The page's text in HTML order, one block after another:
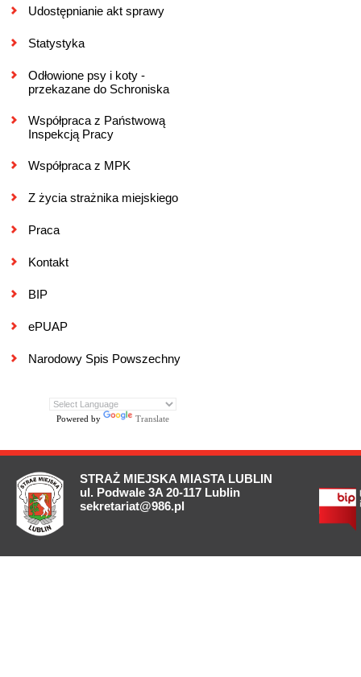
Udostępnianie akt sprawy
Statystyka
Odłowione psy i koty -
przekazane do Schroniska
Współpraca z Państwową
Inspekcją Pracy
Współpraca z MPK
Z życia strażnika miejskiego
Praca
Kontakt
BIP
ePUAP
Narodowy Spis Powszechny
Powered by Translate
STRAŻ MIEJSKA MIASTA LUBLIN
ul. Podwale 3A 20-117 Lublin
sekretariat@986.pl